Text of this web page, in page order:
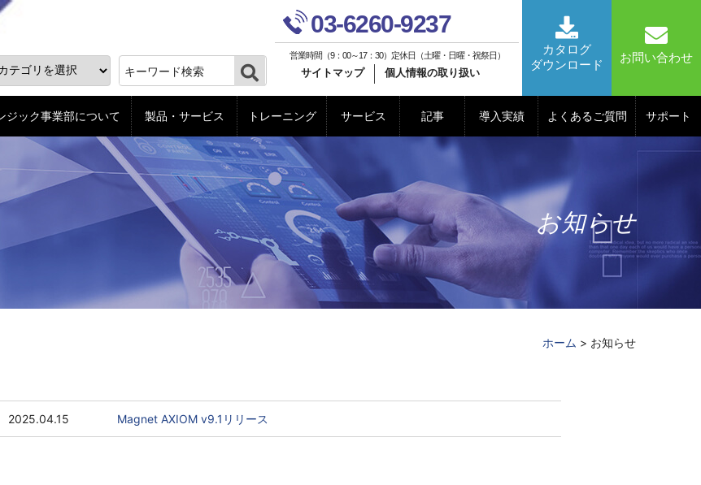
事業部 03-6260-9237
営業時間（9：00～17：30）定休日（土曜・日曜・祝祭日）
サイトマップ 個人情報の取り扱い
カタログ
ダウンロード
お問い合わせ
ジック事業部について 製品・サービス トレーニング サービス 記事 導入実績 よくあるご質問 サポート
お知らせ
ホーム > お知らせ
2025.04.15 Magnet AXIOM v9.1リリース